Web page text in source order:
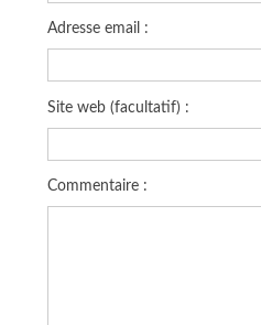
Adresse email :
Site web (facultatif) :
Commentaire :